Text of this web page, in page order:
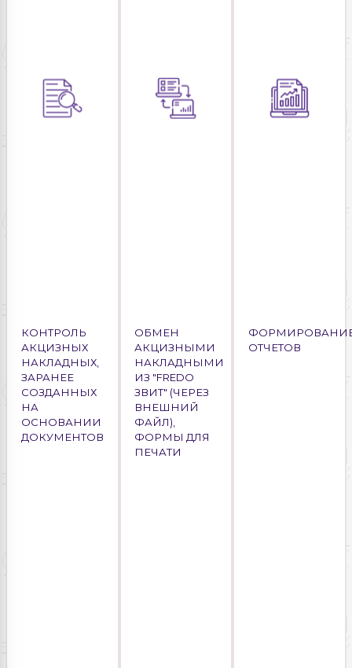
КОНТРОЛЬ
АКЦИЗНЫХ
НАКЛАДНЫХ,
ЗАРАНЕЕ
СОЗДАННЫХ
НА
ОСНОВАНИИ
ДОКУМЕНТОВ
ОБМЕН
АКЦИЗНЫМИ
НАКЛАДНЫМИ
ИЗ "FREDO
ЗВИТ" (ЧЕРЕЗ
ВНЕШНИЙ
ФАЙЛ),
ФОРМЫ ДЛЯ
ПЕЧАТИ
ОТЧЕТОВ